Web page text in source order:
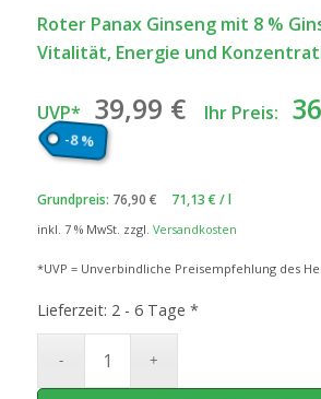
Roter Panax Ginseng mit 8 %
Vitalität, Energie und
UVP* 39,99 €
Preis
39
Ihr Preis: 36
-8 %
Grundpreis: 76,90 € 71,13 € /l
inkl. 7 % MwSt. zzgl. Versandkosten
*UVP = Unverbindliche Preisempfehlung des
Lieferzeit: 2 - 6 Tage *